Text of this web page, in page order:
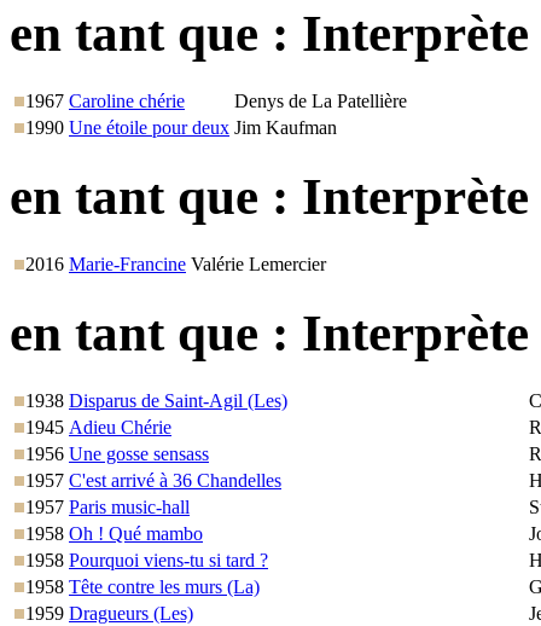
en tant que : Interprète
1967 Caroline chérie
Denys de La Patellière
1990 Une étoile pour deux Jim Kaufman
en tant que : Interprète
2016 Marie-Francine Valérie Lemercier
en tant que : Interprète
1938 Disparus de Saint-Agil (Les)
1945 Adieu Chérie
1956 Une gosse sensass
1957 C'est arrivé à 36 Chandelles
1957 Paris music-hall
1958 Oh ! Qué mambo
1958 Pourquoi viens-tu si tard ?
1958 Tête contre les murs (La)
1959 Dragueurs (Les)